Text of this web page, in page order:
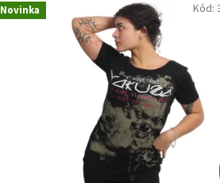
Novinka Kód: